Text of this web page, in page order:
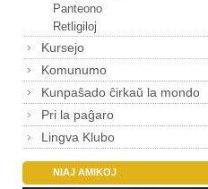
Panteono
Retligiloj
Kursejo
Komunumo
Kunpaŝado ĉirkaŭ la mondo
Pri la paĝaro
Lingva Klubo
NIAJ AMIKOJ